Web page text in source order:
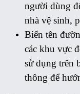
người dùng
nhà vệ sinh,
Biển tên
các khu vực
sử dụng trên
thông để